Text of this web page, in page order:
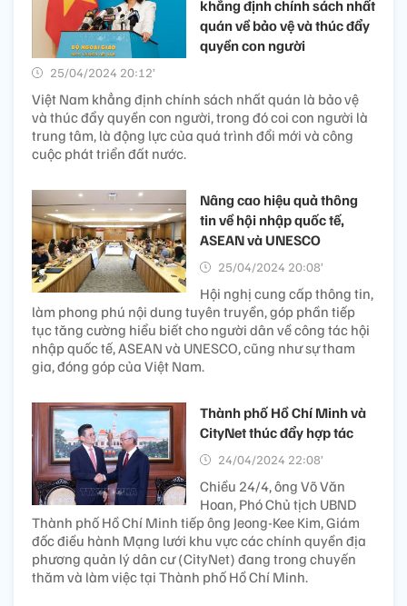
khẳng định chính sách nhất
quán về bảo vệ và thúc đẩy
quyền con người
25/04/2024 20:12’
Việt Nam khẳng định chính sách nhất quán là bảo vệ
và thúc đẩy quyền con người, trong đó coi con người là
trung tâm, là động lực của quá trình đổi mới và công
cuộc phát triển đất nước.
Nâng cao hiệu quả thông
tin về hội nhập quốc tế,
ASEAN và UNESCO
25/04/2024 20:08’
Hội nghị cung cấp thông tin,
làm phong phú nội dung tuyên truyền, góp phần tiếp
tục tăng cường hiểu biết cho người dân về công tác hội
nhập quốc tế, ASEAN và UNESCO, cũng như sự tham
gia, đóng góp của Việt Nam.
Thành phố Hồ Chí Minh và
CityNet thúc đẩy hợp tác
24/04/2024 22:08’
Chiều 24/4, ông Võ Văn
Hoan, Phó Chủ tịch UBND
Thành phố Hồ Chí Minh tiếp ông Jeong-Kee Kim, Giám
đốc điều hành Mạng lưới khu vực các chính quyền địa
phương quản lý dân cư (CityNet) đang trong chuyến
thăm và làm việc tại Thành phố Hồ Chí Minh.